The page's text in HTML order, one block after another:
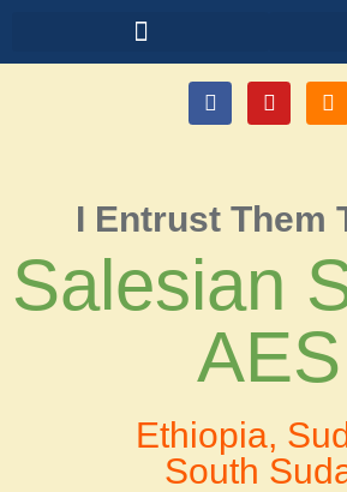
I Entrust Them
Salesian
AES
Ethiopia,
South